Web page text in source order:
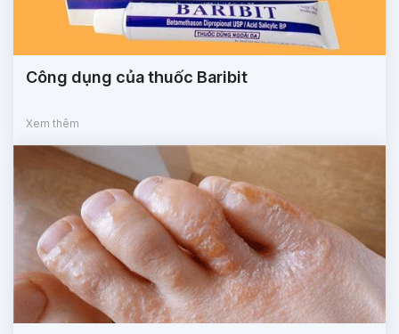
Công dụng của thuốc Baribit
Xem thêm